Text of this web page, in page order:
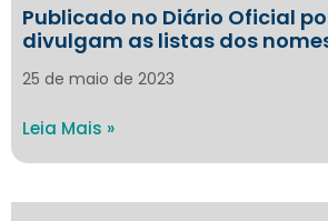
Publicado no Diário Oficial
divulgam as listas dos
25 de maio de 2023
Leia Mais »